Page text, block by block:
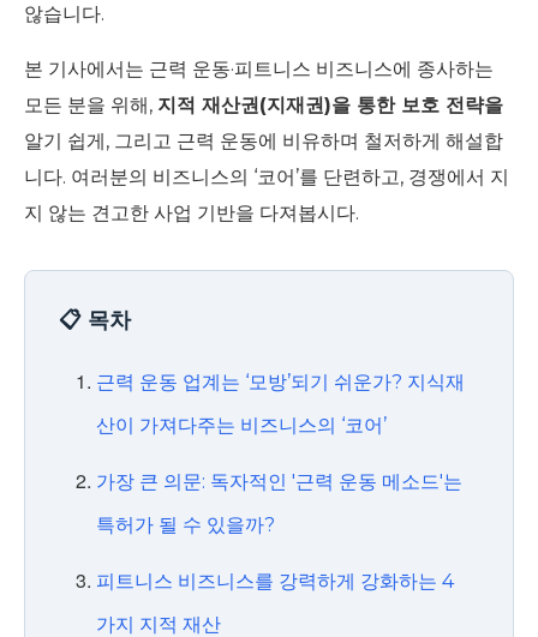
않습니다.
본 기사에서는 근력 운동·피트니스 비즈니스에 종사하는
모든 분을 위해, 지적 재산권(지재권)을 통한 보호 전략을
알기 쉽게, 그리고 근력 운동에 비유하며 철저하게 해설합
니다. 여러분의 비즈니스의 ‘코어’를 단련하고, 경쟁에서 지
지 않는 견고한 사업 기반을 다져봅시다.
📋 목차
근력 운동 업계는 ‘모방’되기 쉬운가? 지식재
산이 가져다주는 비즈니스의 ‘코어’
가장 큰 의문: 독자적인 '근력 운동 메소드'는
특허가 될 수 있을까?
피트니스 비즈니스를 강력하게 강화하는 4
가지 지적 재산